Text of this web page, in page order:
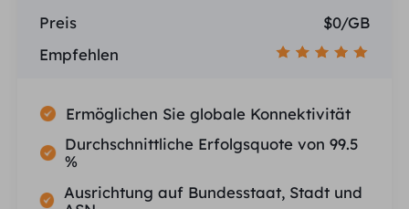
Preis
$0/GB
Empfehlen
Ermöglichen Sie globale Konnektivität
Durchschnittliche Erfolgsquote von 99.5
%
Ausrichtung auf Bundesstaat, Stadt und